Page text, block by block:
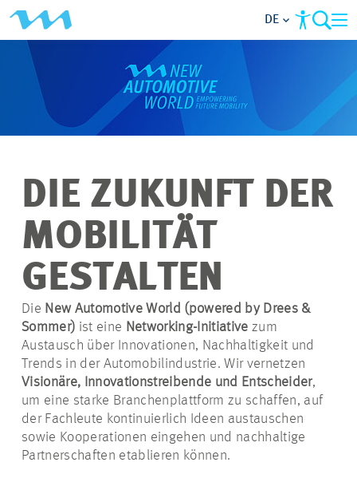
VERANSTALTUNGEN
PARTNER WERDEN
NEWSLETTER
DE
DIE ZUKUNFT DER
MOBILITÄT
GESTALTEN
Die New Automotive World (powered byDrees &
Sommer) ist eine Networking-Initiative zum
Austausch über Innovationen, Nachhaltigkeit und
Trends in der Automobilindustrie. Wir vernetzen
Visionäre, Innovationstreibende und Entscheider,
um eine starke Branchenplattform zu schaffen, auf
der Fachleute kontinuierlich Ideen austauschen
sowie Kooperationen eingehen und nachhaltige
Partnerschaften etablieren können.